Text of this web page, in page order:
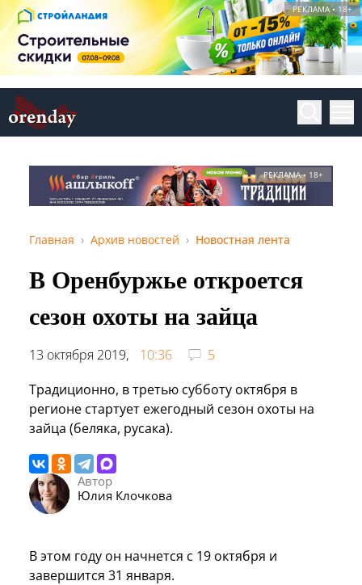
РЕКЛАМА • 18+
РЕКЛАМА • 18+
Главная Архив новостей Новостная лента
В Оренбуржье откроется
сезон охоты на зайца
13 октября 2019, 10:36
5
Традиционно, в третью субботу октября в
регионе стартует ежегодный сезон охоты на
зайца (беляка, русака).
Автор
Юлия Клочкова
В этом году он начнется с 19 октября и
завершится 31 января.